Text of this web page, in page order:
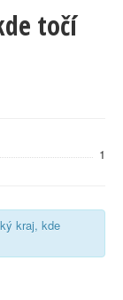
točí
1
kraj, kde